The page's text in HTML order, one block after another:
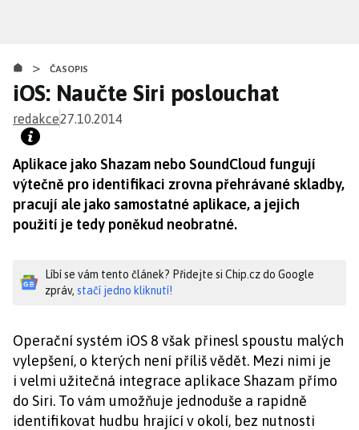
obsahu
> ČASOPIS
iOS: Naučte Siri poslouchat
redakce27.10.2014
Aplikace jako Shazam nebo SoundCloud fungují
výtečně pro identifikaci zrovna přehrávané skladby,
pracují ale jako samostatné aplikace, a jejich
použití je tedy poněkud neobratné.
Líbí se vám tento článek? Přidejte si Chip.cz do Google
zpráv, stačí jedno kliknutí!
Operační systém iOS 8 však přinesl spoustu malých
vylepšení, o kterých není příliš vědět. Mezi nimi je
i velmi užitečná integrace aplikace Shazam přímo
do Siri. To vám umožňuje jednoduše a rapidně
identifikovat hudbu hrající v okolí, bez nutnosti